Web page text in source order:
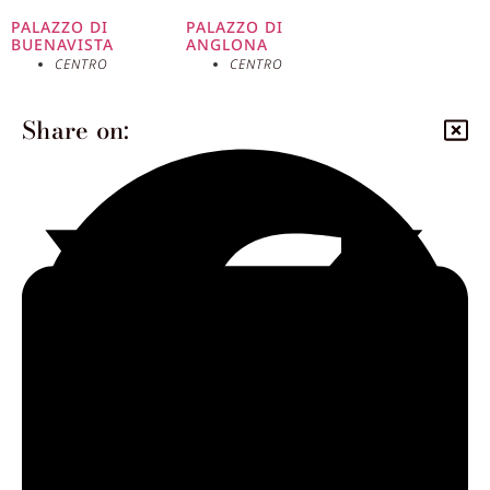
PALAZZO DI
BUENAVISTA
CENTRO
PALAZZO DI
ANGLONA
CENTRO
Share on: